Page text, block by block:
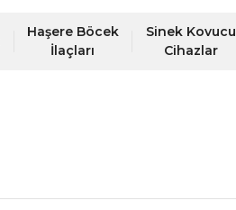
Haşere Böcek
İlaçları
Sinek Kovucu
Cihazlar